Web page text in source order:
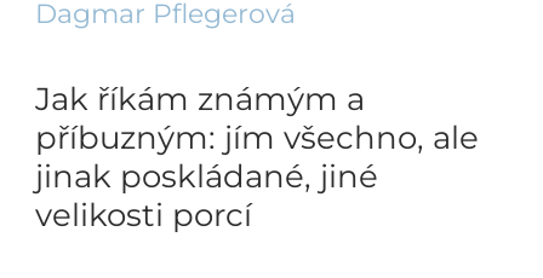
Dagmar Pflegerová
Jak říkám známým a
příbuzným: jím všechno, ale
jinak poskládané, jiné
velikosti porcí